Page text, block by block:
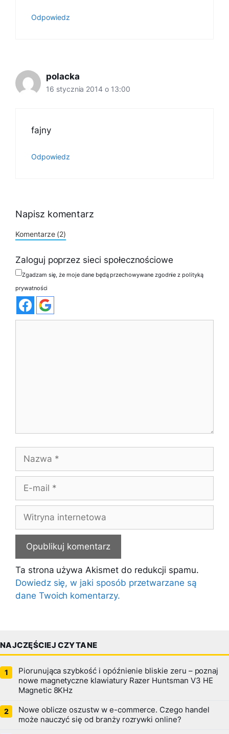
Odpowiedz
polacka
16 stycznia 2014 o 13:00
fajny
Odpowiedz
Napisz komentarz
Komentarze (2)
Zaloguj poprzez sieci społecznościowe
Zgadzam się, że moje dane będą przechowywane zgodnie z polityką
prywatności
mail
internetowa
Ta strona używa Akismet do redukcji spamu.
Dowiedz się, w jaki sposób przetwarzane są
dane Twoich komentarzy.
NAJCZĘŚCIEJ CZYTANE
Piorunująca szybkość i opóźnienie bliskie zeru – poznaj
nowe magnetyczne klawiatury Razer Huntsman V3 HE
Magnetic 8KHz
Nowe oblicze oszustw w e-commerce. Czego handel
może nauczyć się od branży rozrywki online?